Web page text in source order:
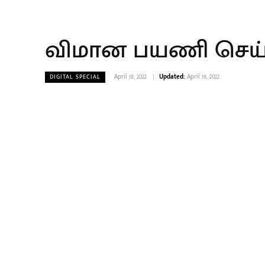
விமான பயணி
DIGITAL SPECIAL April 19, 2022 Updated: April 19, 2022